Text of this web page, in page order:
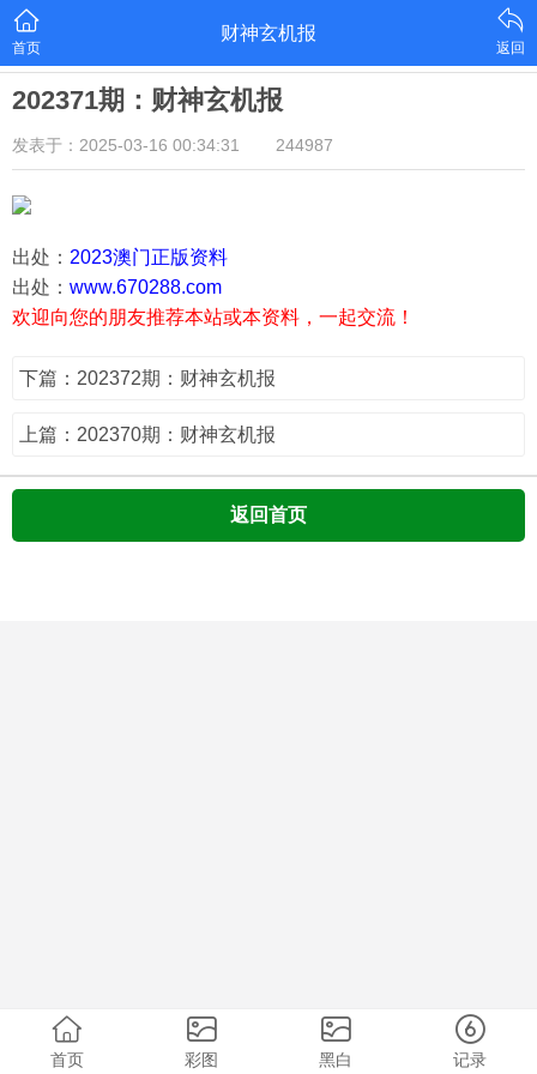
首页
财神玄机报
返回
202371期：财神玄机报
发表于：2025-03-16 00:34:31 244987
出处： 2023澳门正版资料
出处： www.670288.com
欢迎向您的朋友推荐本站或本资料，一起交流！
下篇：202372期：财神玄机报
上篇：202370期：财神玄机报
返回首页
首页 彩图 黑白 记录